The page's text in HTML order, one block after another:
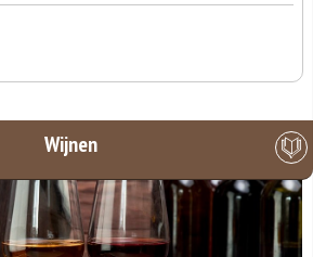
Wijnen